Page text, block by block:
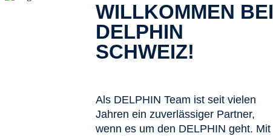
WILLKOMMEN BEI
DELPHIN
SCHWEIZ!
Als DELPHIN Team ist seit vielen
Jahren ein zuverlässiger Partner,
wenn es um den DELPHIN geht. Mit